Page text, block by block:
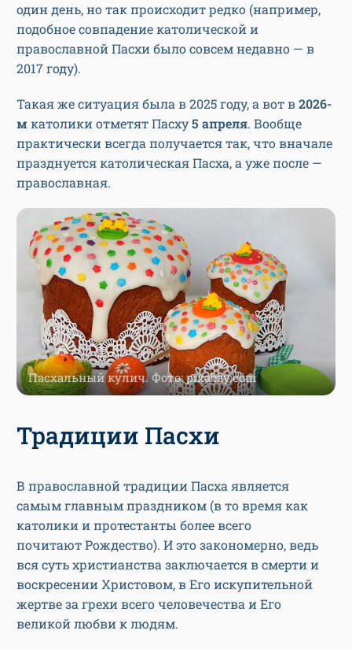
один день, но так происходит редко (например,
подобное совпадение католической и
православной Пасхи было совсем недавно — в
2017 году).
Такая же ситуация была в 2025 году, а вот в2026-
м католики отметят Пасху5 апреля. Вообще
практически всегда получается так, что вначале
празднуется католическая Пасха, а уже после —
православная.
Пасхальный кулич. Фото: pixabay.com
Традиции Пасхи
В православной традиции Пасха является
самым главным праздником (в то время как
католики и протестанты более всего
почитают Рождество). И это закономерно, ведь
вся суть христианства заключается в смерти и
воскресении Христовом, в Его искупительной
жертве за грехи всего человечества и Его
великой любви к людям.